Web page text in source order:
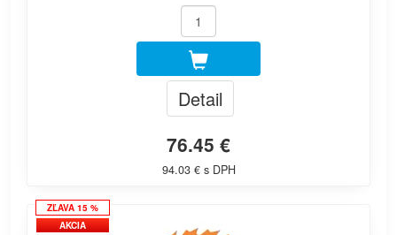
Detail
76.45 €
94.03 € s DPH
ZĽAVA 15 %
AKCIA